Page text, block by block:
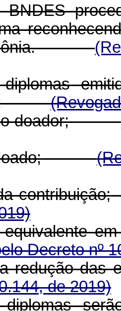
doador;
contribuição;
Decreto nº
redução das
de 2019)